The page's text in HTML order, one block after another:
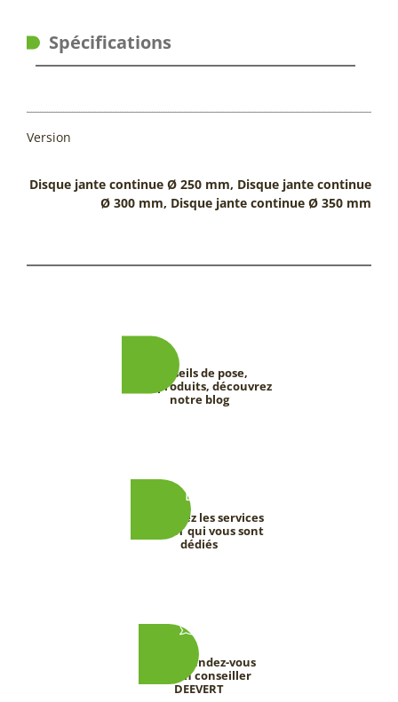
Spécifications
Version
Disque jante continue Ø 250 mm, Disque jante continue
Ø 300 mm, Disque jante continue Ø 350 mm
Conseils de pose,
tests produits, découvrez
notre blog
Découvrez les services
DEEVERT qui vous sont
dédiés
Prenez rendez-vous
avec un conseiller
DEEVERT